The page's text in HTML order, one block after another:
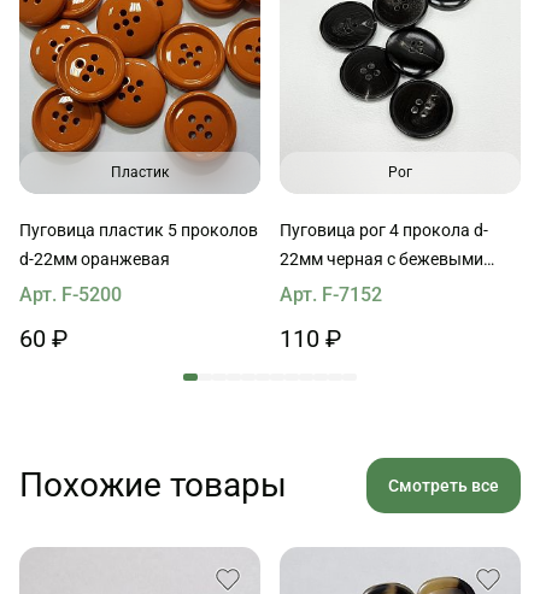
Пластик
Пуговица пластик 5 проколов
d-22мм оранжевая
Арт. F-5200
60 ₽
Рог
Пуговица рог 4 прокола d-
22мм черная с бежевыми
вкраплениями
Арт. F-7152
110 ₽
Похожие товары Смотреть все